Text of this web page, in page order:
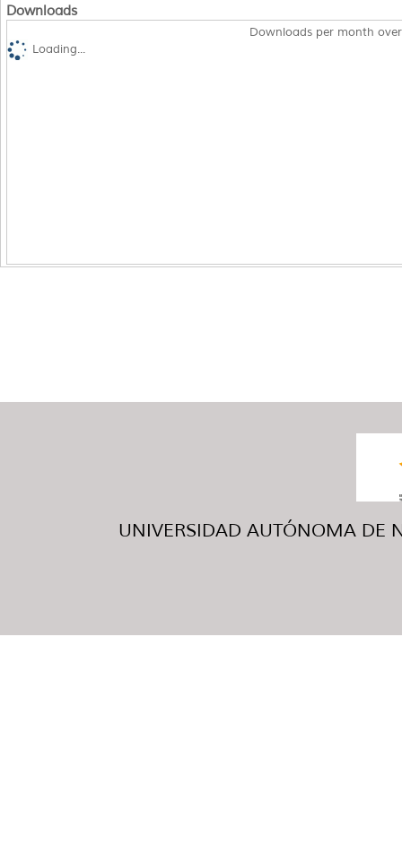
Downloads
Downloads per month
Loading...
UNIVERSIDAD AUTÓNOMA DE